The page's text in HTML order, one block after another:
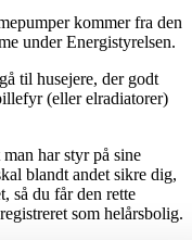
kommer fra den
under Energistyrelsen.
til husejere, der godt
(eller elradiatorer)
har styr på sine
blandt andet sikre dig,
så du får den rette
som helårsbolig.